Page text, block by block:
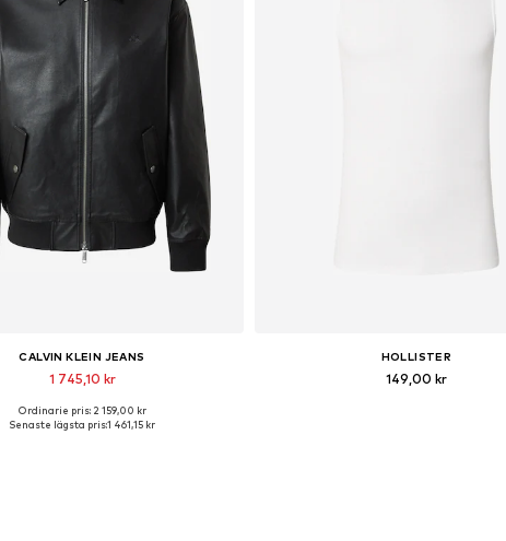
CALVIN KLEIN JEANS
1 745,10 kr
Tillgängliga storlekar: M, L, XL
Ordinarie pris: 2 159,00 kr
Senaste lägsta pris:1 461,15 kr
HOLLISTER
149,00 kr